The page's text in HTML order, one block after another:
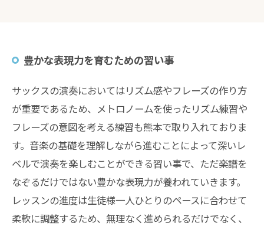
豊かな表現力を育むための習い事
サックスの演奏においてはリズム感やフレーズの作り方
が重要であるため、メトロノームを使ったリズム練習や
フレーズの意図を考える練習も熊本で取り入れておりま
す。音楽の基礎を理解しながら進むことによって深いレ
ベルで演奏を楽しむことができる習い事で、ただ楽譜を
なぞるだけではない豊かな表現力が養われていきます。
レッスンの進度は生徒様一人ひとりのペースに合わせて
柔軟に調整するため、無理なく進められるだけでなく、